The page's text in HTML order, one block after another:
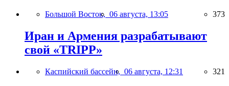
Большой Восток, 06 августа, 13:05 373
Иран и Армения разрабатывают
свой «TRIPP»
Каспийский бассейн, 06 августа, 12:31 321